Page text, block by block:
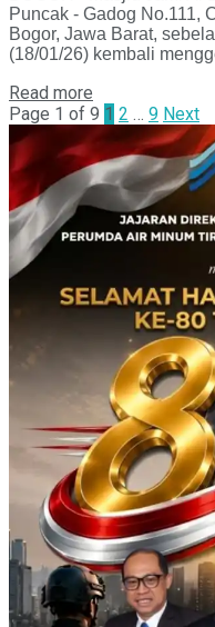
Puncak - Gadog No.111,
Bogor, Jawa Barat,
(18/01/26) kembali
Read more
Page 1 of 9 1 2 … 9 Next